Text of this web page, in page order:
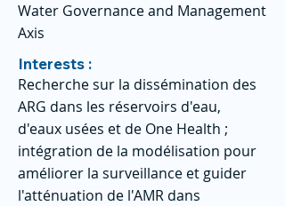
Water Governance and Management
Axis
Interests :
Recherche sur la dissémination des
ARG dans les réservoirs d'eau,
d'eaux usées et de One Health ;
intégration de la modélisation pour
améliorer la surveillance et guider
l'atténuation de l'AMR dans